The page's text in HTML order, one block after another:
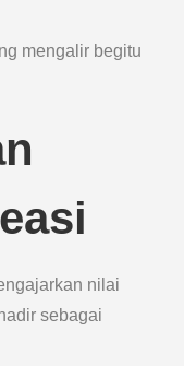
mengalir begitu
nilai
sebagai